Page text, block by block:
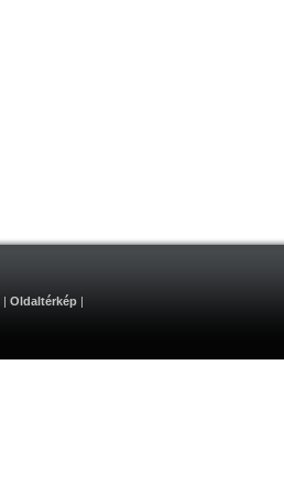
Oldaltérkép